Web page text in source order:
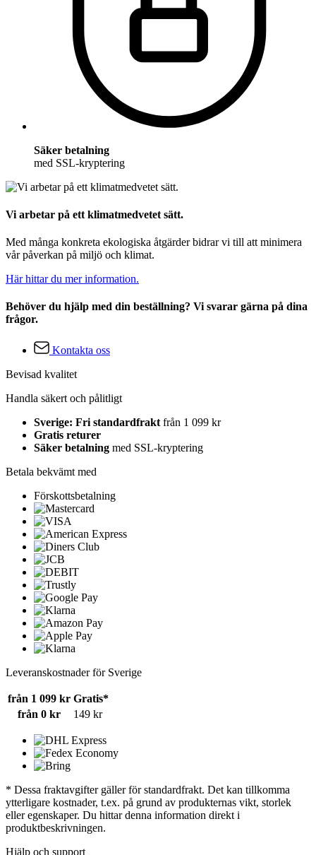
Säker betalning
med SSL-kryptering
Vi arbetar på ett klimatmedvetet sätt.
Med många konkreta ekologiska åtgärder bidrar vi till att minimera
vår påverkan på miljö och klimat.
Här hittar du mer information.
Behöver du hjälp med din beställning? Vi svarar gärna på dina
frågor.
Kontakta oss
Bevisad kvalitet
Handla säkert och pålitligt
Sverige: Fri standardfrakt från 1 099 kr
Gratis returer
Säker betalning med SSL-kryptering
Betala bekvämt med
Förskottsbetalning
Leveranskostnader för Sverige
från 1 099 kr Gratis*
från 0 kr
149 kr
* Dessa fraktavgifter gäller för standardfrakt. Det kan tillkomma
ytterligare kostnader, t.ex. på grund av produkternas vikt, storlek
eller egenskaper. Du hittar denna information direkt i
produktbeskrivningen.
Hjälp och support